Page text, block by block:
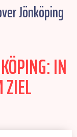
Jönköping
IN